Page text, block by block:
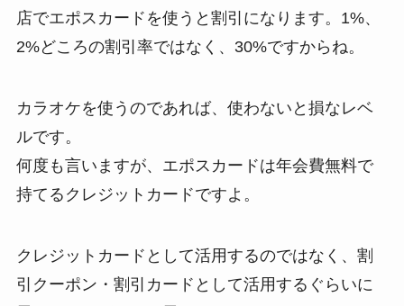
店でエポスカードを使うと割引になります。1%、
2%どころの割引率ではなく、30%ですからね。
カラオケを使うのであれば、使わないと損なレベ
ルです。
何度も言いますが、エポスカードは年会費無料で
持てるクレジットカードですよ。
クレジットカードとして活用するのではなく、割
引クーポン・割引カードとして活用するぐらいに